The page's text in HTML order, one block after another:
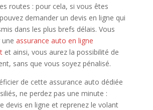
routes : pour cela, si vous êtes
demander un devis en ligne qui
dans les plus brefs délais. Vous
assurance auto en ligne
et ainsi, vous aurez la possibilité de
sans que vous soyez pénalisé.
de cette assurance auto dédiée
ne perdez pas une minute :
devis en ligne et reprenez le volant